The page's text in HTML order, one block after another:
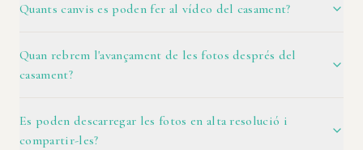
Quants canvis es poden fer al vídeo del casament?
Quan rebrem l'avançament de les fotos després del
casament?
Es poden descarregar les fotos en alta resolució i
compartir-les?